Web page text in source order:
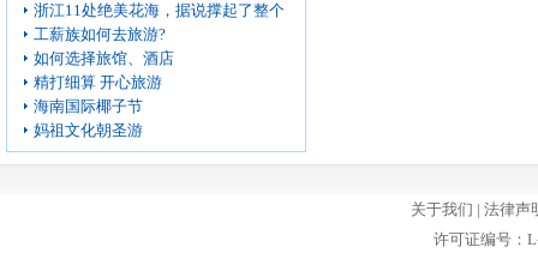
浙江11处绝美花海，据说撑起了整个
工薪族如何去旅游?
如何选择旅馆、酒店
精打细算 开心旅游
海南国际椰子节
妈祖文化朝圣游
关于我们 | 法律声
许可证编号：